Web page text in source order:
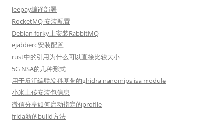
jeepay编译部署
RocketMQ 安装配置
Debian forky上安装RabbitMQ
ejabberd安装配置
rust中的引用为什么可以直接比较大小
5G NSA的几种形式
用于反汇编联发科基带的ghidra nanomips isa module
小米上传安装包信息
微信分享如何启动指定的profile
frida新的build方法